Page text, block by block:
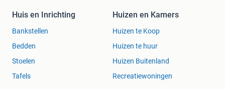
Huis en Inrichting
Bankstellen
Bedden
Stoelen
Tafels
Huizen en Kamers
Huizen te Koop
Huizen te huur
Huizen Buitenland
Recreatiewoningen